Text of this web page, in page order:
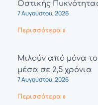
Οστικής
7 Αυγούστου, 2026
Περισσότερα »
Μιλούν από μόνα
μέσα σε 2,5 χρόνια
7 Αυγούστου, 2026
Περισσότερα »